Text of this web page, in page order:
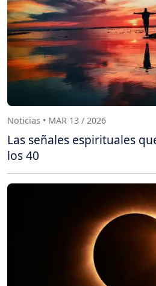
Noticias • MAR 13 / 2026
Las señales espirituales
los 40